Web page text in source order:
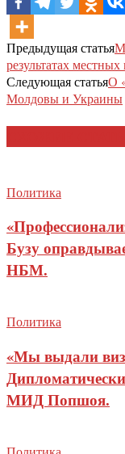
Предыдущая статья
результатах
Следующая статьяО
Молдовы и Украины
Политика
Бузу
НБМ.
Политика
«Мы выдали
МИД Попшоя.